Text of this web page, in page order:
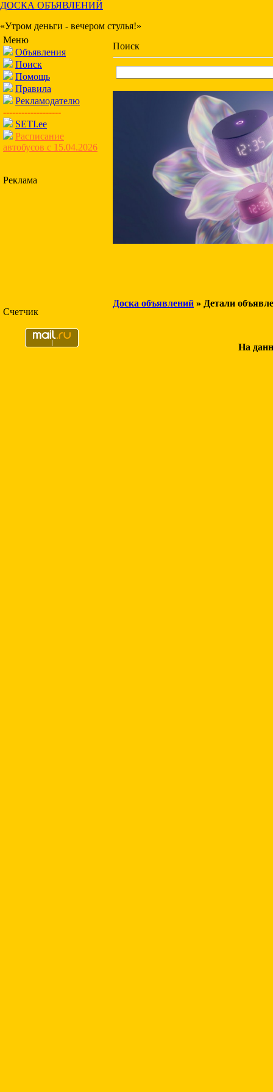
ДОСКА ОБЪЯВЛЕНИЙ
«Утром деньги - вечером стулья!»
Меню
Объявления
Поиск
Помощь
Правила
Рекламодателю
-------------------
SETI.ee
Расписание
автобусов с 15.04.2026
Реклама
Счетчик
Поиск
Доска объявлений » Детали
На